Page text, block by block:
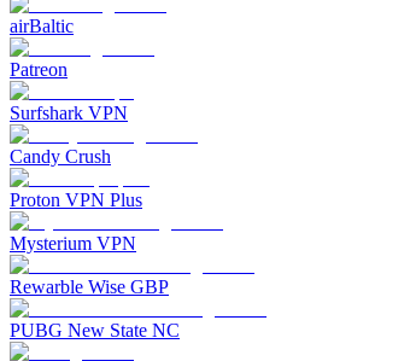
airBaltic
Patreon
Surfshark VPN
Candy Crush
Proton VPN Plus
Mysterium VPN
Rewarble Wise GBP
PUBG New State NC